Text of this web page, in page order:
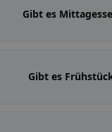
Gibt es
Gibt es